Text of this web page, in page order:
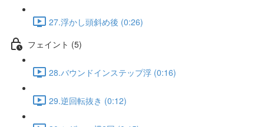
27.浮かし頭斜め後 (0:26)
フェイント (5)
28.バウンドインステップ浮 (0:16)
29.逆回転抜き (0:12)